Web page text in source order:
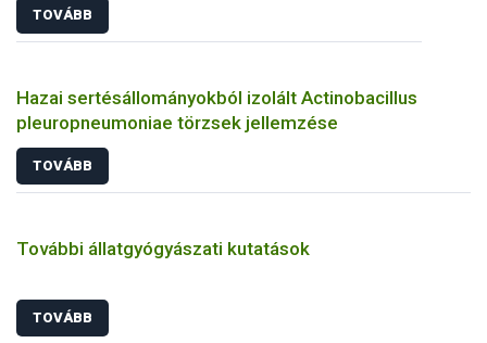
TOVÁBB
Hazai sertésállományokból izolált Actinobacillus
pleuropneumoniae törzsek jellemzése
TOVÁBB
További állatgyógyászati kutatások
TOVÁBB